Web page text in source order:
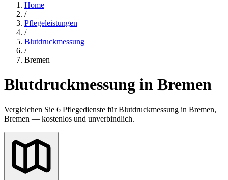
Home
/
Pflegeleistungen
/
Blutdruckmessung
/
Bremen
Blutdruckmessung in Bremen
Vergleichen Sie 6 Pflegedienste für Blutdruckmessung in Bremen,
Bremen — kostenlos und unverbindlich.